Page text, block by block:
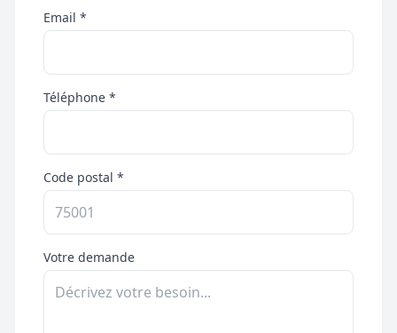
Email *
Téléphone *
Code postal *
Votre demande